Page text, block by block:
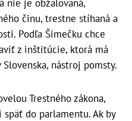
nie je obžalovaná,
činu, trestne stíhaná a
Podľa Šimečku chce
z inštitúcie, ktorá má
nástroj pomsty.
Trestného zákona,
do parlamentu. Ak by